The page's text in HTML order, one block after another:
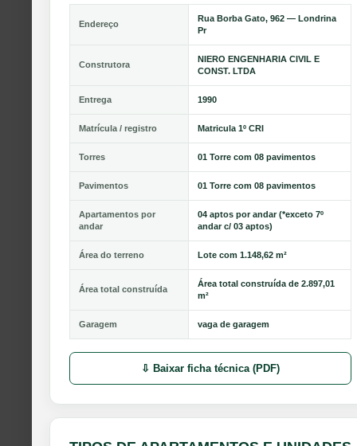
Endereço
Rua Borba Gato, 962 — Londrina
Pr
Construtora
NIERO ENGENHARIA CIVIL E
CONST. LTDA
Entrega 1990
Matrícula / registro Matricula 1º CRI
Torres 01 Torre com 08 pavimentos
Pavimentos 01 Torre com 08 pavimentos
Apartamentos por
andar
04 aptos por andar (*exceto 7º
andar c/ 03 aptos)
Área do terreno Lote com 1.148,62 m²
Área total construída
Área total construída de 2.897,01
m²
Garagem vaga de garagem
⇩ Baixar ficha técnica (PDF)